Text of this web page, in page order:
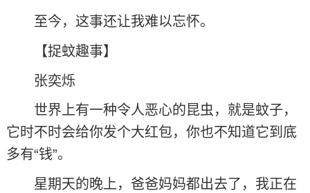
至今，这事还让我难以忘怀。
【捉蚊趣事】
张奕烁
世界上有一种令人恶心的昆虫，就是蚊子，
它时不时会给你发个大红包，你也不知道它到底
多有“钱”。
星期天的晚上，爸爸妈妈都出去了，我正在